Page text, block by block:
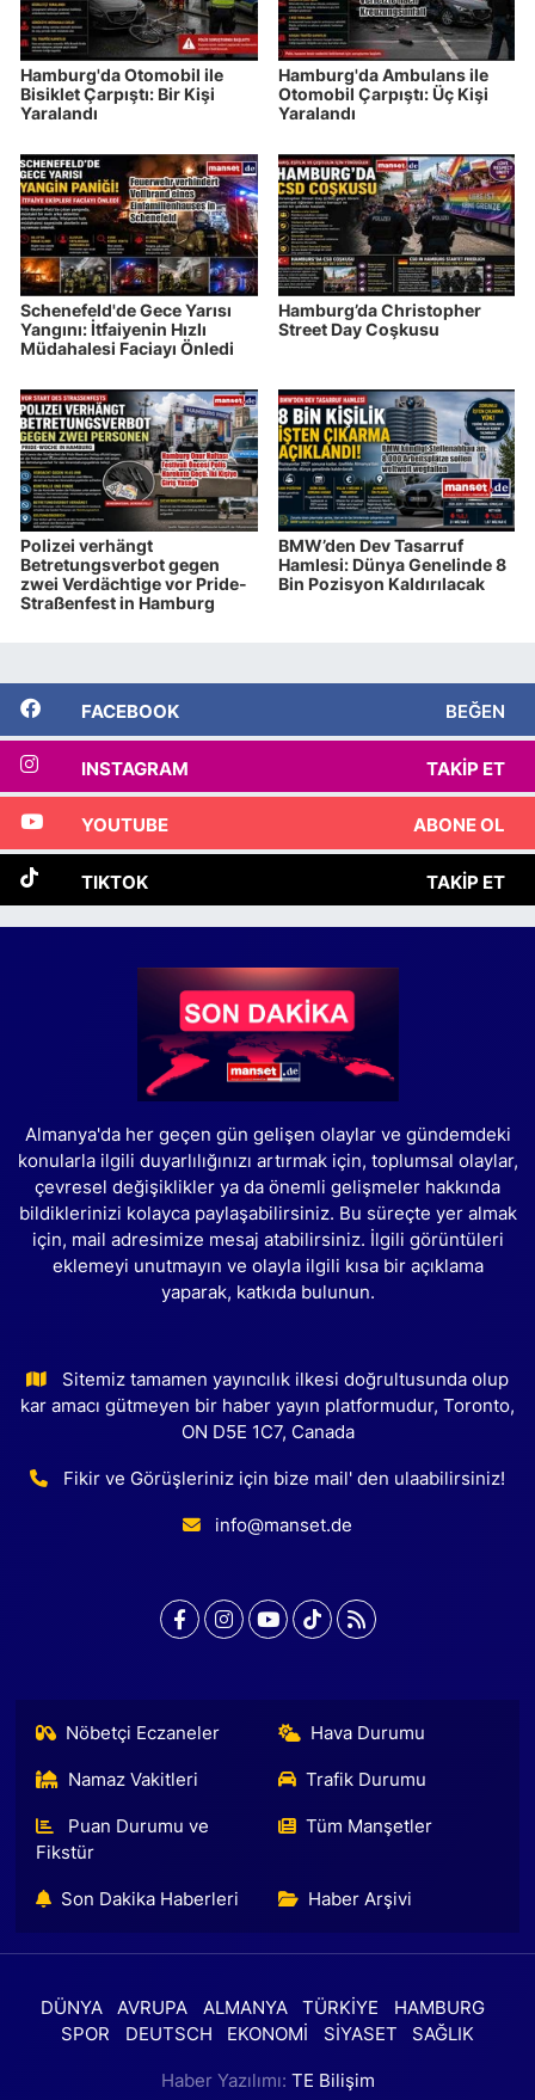
Hamburg'da Otomobil ile
Bisiklet Çarpıştı: Bir Kişi
Yaralandı
Hamburg'da Ambulans ile
Otomobil Çarpıştı: Üç Kişi
Yaralandı
Schenefeld'de Gece Yarısı
Yangını: İtfaiyenin Hızlı
Müdahalesi Faciayı Önledi
Hamburg’da Christopher
Street Day Coşkusu
Polizei verhängt
Betretungsverbot gegen
zwei Verdächtige vor Pride-
Straßenfest in Hamburg
BMW’den Dev Tasarruf
Hamlesi: Dünya Genelinde 8
Bin Pozisyon Kaldırılacak
FACEBOOK BEĞEN
INSTAGRAM TAKIP ET
YOUTUBE ABONE OL
TIKTOK TAKIP ET
Almanya'da her geçen gün gelişen olaylar ve gündemdeki
konularla ilgili duyarlılığınızı artırmak için, toplumsal olaylar,
çevresel değişiklikler ya da önemli gelişmeler hakkında
bildiklerinizi kolayca paylaşabilirsiniz. Bu süreçte yer almak
için, mail adresimize mesaj atabilirsiniz. İlgili görüntüleri
eklemeyi unutmayın ve olayla ilgili kısa bir açıklama
yaparak, katkıda bulunun.
Sitemiz tamamen yayıncılık ilkesi doğrultusunda olup
kar amacı gütmeyen bir haber yayın platformudur, Toronto,
ON D5E 1C7, Canada
Fikir ve Görüşleriniz için bize mail' den ulaabilirsiniz!
info@manset.de
Nöbetçi Eczaneler Hava Durumu
Namaz Vakitleri Trafik Durumu
Puan Durumu ve
Fikstür
Tüm Manşetler
Son Dakika Haberleri Haber Arşivi
DÜNYA AVRUPA ALMANYA TÜRKİYE
HAMBURG
SPOR
DEUTSCH EKONOMİ SİYASET SAĞLIK
Haber Yazılımı: TE Bilişim